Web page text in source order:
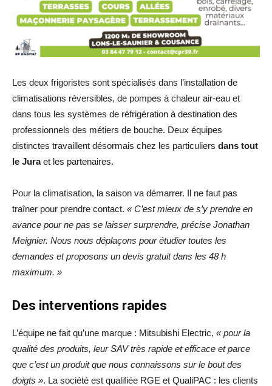
Les deux frigoristes sont spécialisés dans l’installation de
climatisations réversibles, de pompes à chaleur air-eau et
dans tous les systèmes de réfrigération à destination des
professionnels des métiers de bouche. Deux équipes
distinctes travaillent désormais chez les particuliers dans tout
le Juraet les partenaires.
Pour la climatisation, la saison va démarrer. Il ne faut pas
traîner pour prendre contact. « C’est mieux de s’y prendre en
avance pour ne pas se laisser surprendre, précise Jonathan
Meignier. Nous nous déplaçons pour étudier toutes les
demandes et proposons un devis gratuit dans les 48 h
maximum. »
Des interventions rapides
L’équipe ne fait qu’une marque : Mitsubishi Electric, « pour la
qualité des produits, leur SAV très rapide et efficace et parce
que c’est un produit que nous connaissons sur le bout des
doigts ». La société est qualifiée RGE et QualiPAC : les clients